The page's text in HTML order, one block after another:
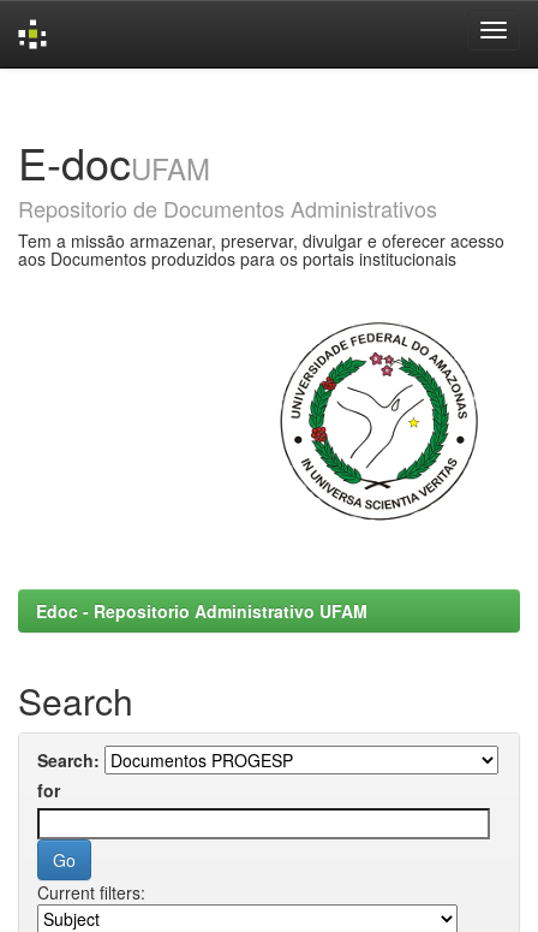
E-docUFAM
Repositorio de Documentos Administrativos
Tem a missão armazenar, preservar, divulgar e oferecer acesso
aos Documentos produzidos para os portais institucionais
Edoc - Repositorio Administrativo UFAM
Search
Search:
for
Current filters: